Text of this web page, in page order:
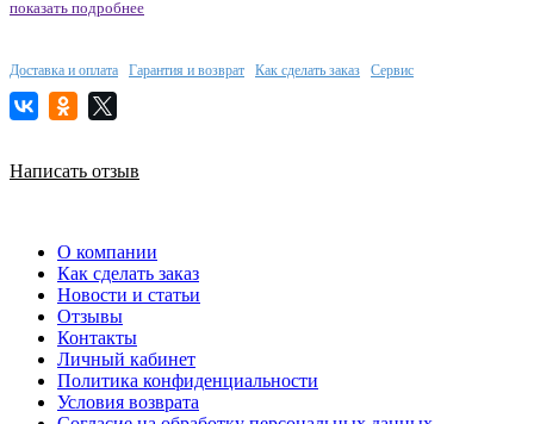
показать подробнее
Доставка и оплата Гарантия и возврат Как сделать заказ Сервис
Написать отзыв
О компании
Как сделать заказ
Новости и статьи
Отзывы
Контакты
Личный кабинет
Политика конфиденциальности
Условия возврата